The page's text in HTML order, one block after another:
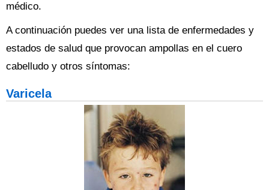
médico.
A continuación puedes ver una lista de enfermedades y
estados de salud que provocan ampollas en el cuero
cabelludo y otros síntomas:
Varicela